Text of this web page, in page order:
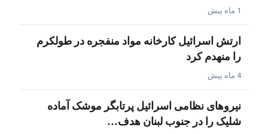
1 ماه پیش
ارتش اسرائیل کارخانه مواد منفجره در طولکرم
را منهدم کرد
4 ماه پیش
نیروهای نظامی اسرائیل پرتابگر موشک آماده
شلیک را در جنوب لبنان هدف…